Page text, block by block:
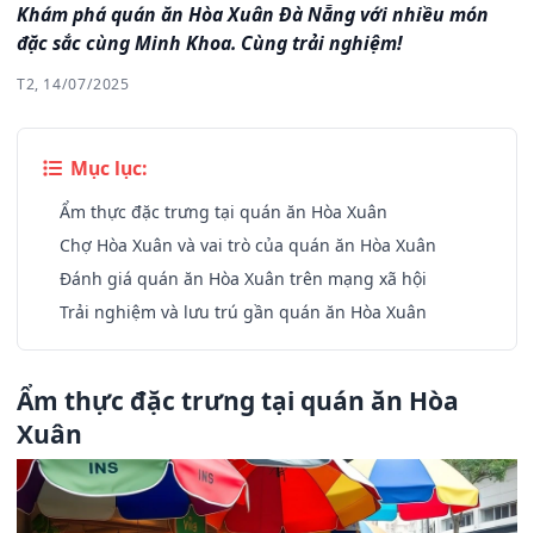
Khám phá quán ăn Hòa Xuân Đà Nẵng với nhiều món
đặc sắc cùng Minh Khoa. Cùng trải nghiệm!
T2, 14/07/2025
Mục lục:
Ẩm thực đặc trưng tại quán ăn Hòa Xuân
Chợ Hòa Xuân và vai trò của quán ăn Hòa Xuân
Đánh giá quán ăn Hòa Xuân trên mạng xã hội
Trải nghiệm và lưu trú gần quán ăn Hòa Xuân
Ẩm thực đặc trưng tại quán ăn Hòa
Xuân